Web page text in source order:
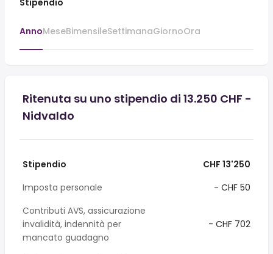
Stipendio
AnnoMeseBimensileSettimanaGiornoOra
Ritenuta su uno stipendio di 13.250 CHF -
Nidvaldo
Stipendio
CHF 13'250
Imposta personale
- CHF 50
Contributi AVS, assicurazione
invalidità, indennità per
mancato guadagno
- CHF 702